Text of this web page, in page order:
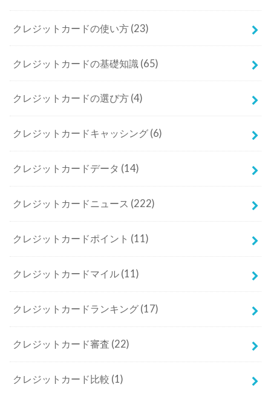
クレジットカードの使い方 (23)
クレジットカードの基礎知識 (65)
クレジットカードの選び方 (4)
クレジットカードキャッシング (6)
クレジットカードデータ (14)
クレジットカードニュース (222)
クレジットカードポイント (11)
クレジットカードマイル (11)
クレジットカードランキング (17)
クレジットカード審査 (22)
クレジットカード比較 (1)